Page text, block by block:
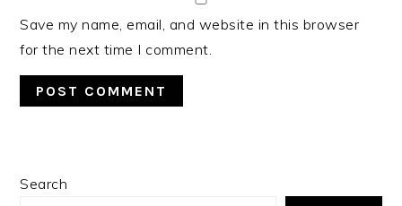
Save my name, email, and website in this browser
for the next time I comment.
PRIMARY
Search